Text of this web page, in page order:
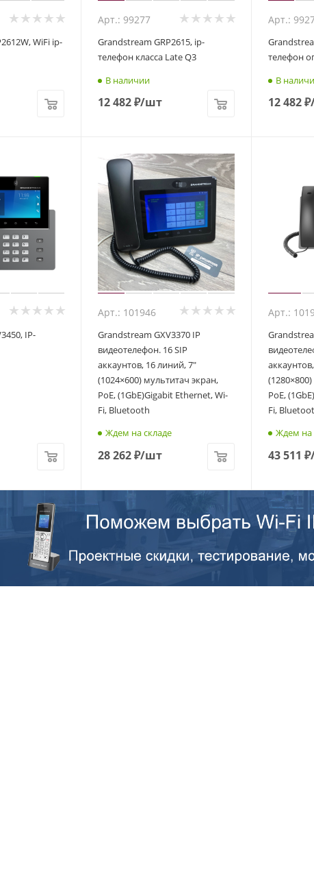
WiFi ip-
Арт.: 99277
Grandstream GRP2615, ip-
телефон класса Late Q3
В наличии
12 482₽/шт
Арт.:
телефон
В
12 482₽
IP-
Арт.: 101946
Grandstream GXV3370 IP
видеотелефон. 16 SIP
аккаунтов, 16 линий, 7"
(1024×600) мультитач экран,
PoE, (1GbE)Gigabit Ethernet, Wi-
Fi, Bluetooth
Ждем на складе
28 262₽/шт
Арт.:
PoE,
Fi,
Ждем на
43 511 ₽